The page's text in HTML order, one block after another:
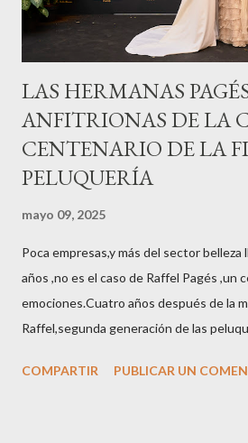
LAS HERMANAS
ANFITRIONAS DE LA
CENTENARIO DE LA
PELUQUERÍA
mayo 09, 2025
Poca empresas,y más del sector belleza
años ,no es el caso de Raffel Pagés ,un
emociones.Cuatro años después de la
Raffel,segunda generación de las
sector en una cena de
COMPARTIR PUBLICAR UN